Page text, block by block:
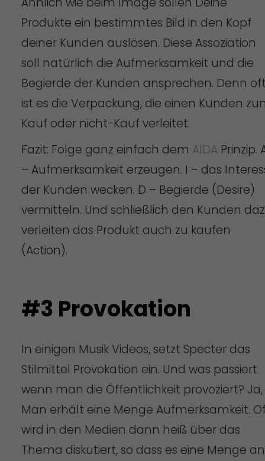
Produkte ein bestimmtes Bild in den Kopf
deiner Kunden auslösen. Diese Assoziation
soll natürlich die Aufmerksamkeit und die
Begierde der Kunden ansprechen. Denn
ist es die Verpackung, die einen Kunden
Kauf oder nicht-Kauf verleitet.
Fazit: Folge ganz einfach dem AIDA Prinzip.
– Aufmerksamkeit erzeugen. I – das
der Kunden wecken. D – Begierde (Desire)
vermitteln. Und schließlich den Kunden
verleiten das Produkt auch zu kaufen
(Action).
#3 Provokation
In einigen Musik Videos, setzt Specter das
Stilmittel Provokation ein. Und was passiert
wenn man die Öffentlichkeit provoziert? Ja,
Man erhält eine Menge Aufmerksamkeit.
wird in den Medien dann heiß über das
Thema diskutiert, so dass es eine Menge an